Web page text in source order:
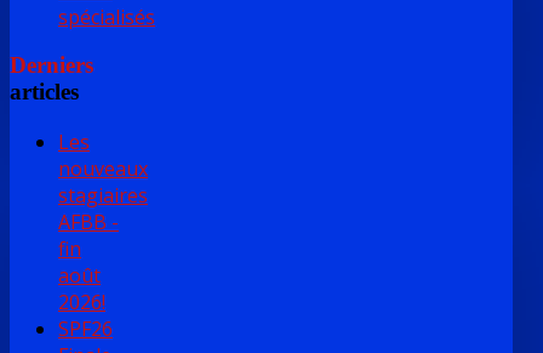
spécialisés
Derniers
articles
Les
nouveaux
stagiaires
AFBB -
fin
août
2026!
SPF26